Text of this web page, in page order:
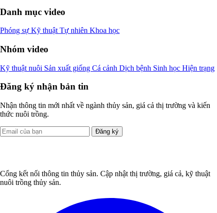
Danh mục video
Phóng sự Kỹ thuật Tự nhiên Khoa học
Nhóm video
Kỹ thuật nuôi Sản xuất giống Cá cảnh Dịch bệnh Sinh học Hiện trạng
Đăng ký nhận bản tin
Nhận thông tin mới nhất về ngành thủy sản, giá cả thị trường và kiến
thức nuôi trồng.
Đăng ký
Cổng kết nối thông tin thủy sản. Cập nhật thị trường, giá cả, kỹ thuật
nuôi trồng thủy sản.